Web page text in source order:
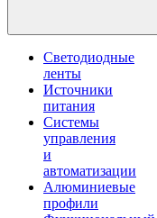
Светодиодные
ленты
Источники
питания
Системы
управления
и
автоматизации
Алюминиевые
профили